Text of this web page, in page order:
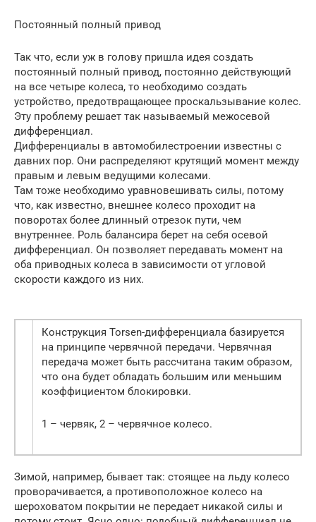
Постоянный полный привод
Так что, если уж в голову пришла идея создать
постоянный полный привод, постоянно действующий
на все четыре колеса, то необходимо создать
устройство, предотвращающее проскальзывание колес.
Эту проблему решает так называемый межосевой
дифференциал.
Дифференциалы в автомобилестроении известны с
давних пор. Они распределяют крутящий момент между
правым и левым ведущими колесами.
Там тоже необходимо уравновешивать силы, потому
что, как известно, внешнее колесо проходит на
поворотах более длинный отрезок пути, чем
внутреннее. Роль балансира берет на себя осевой
дифференциал. Он позволяет передавать момент на
оба приводных колеса в зависимости от угловой
скорости каждого из них.
Конструкция Torsen-дифференциала базируется
на принципе червячной передачи. Червячная
передача может быть рассчитана таким образом,
что она будет обладать большим или меньшим
коэффициентом блокировки.
1 – червяк, 2 – червячное колесо.
Зимой, например, бывает так: стоящее на льду колесо
проворачивается, а противоположное колесо на
шероховатом покрытии не передает никакой силы и